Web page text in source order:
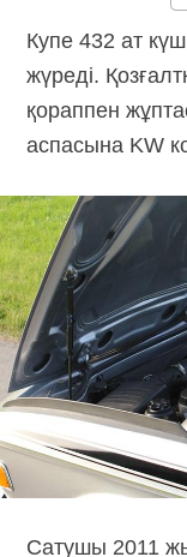
Купе 432 ат
жүреді.
қораппен
аспасына KW
Сатушы 2011